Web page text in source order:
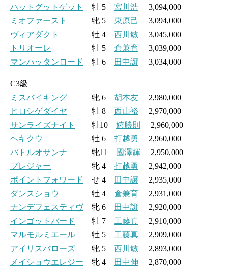
ハットグットゲット
牡 5 宮川浩 3,094,000
ミオファースト
牝 5 東原己
3,094,000
ヴィアダクト
牡 4 西川敏 3,045,000
トリオーレ
牡 5 倉兼育 3,039,000
マンハッタンロード
牡 6 田中譲 3,034,000
C3級
ミスバイキング 牝 6 胡本友 2,980,000
ヒロシゲダイヤ 牡 8 西山裕 2,970,000
サンライズナイト
牡10 嬉勝則
2,960,000
ヘキクウ
牡 6 打越勇
2,960,000
バトルオサンナ 牝11 國澤輝 2,950,000
プレジャー 牝 4 打越勇
2,942,000
ポイントフォワード
せ 4 田中譲 2,935,000
ダンスショウ
牡 4 倉兼育 2,931,000
ナンデフェスティヴ牝 6 田中譲 2,920,000
インゴットバード
牡 7 工藤真 2,910,000
マルモルミエール 牡 5 工藤真 2,909,000
アイリスバローズ 牝 5 西川敏 2,893,000
メイショウエレジー 牝 4 田中伸 2,870,000